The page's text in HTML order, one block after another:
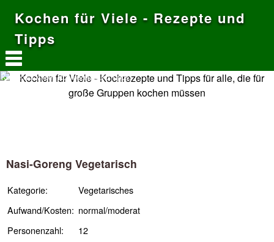
Kochen für Viele - Rezepte und
Tipps
Kochen für Viele - Kochrezepte und Tipps
Nasi-Goreng Vegetarisch
Kategorie:
Vegetarisches
Aufwand/Kosten: normal/moderat
Personenzahl:
12